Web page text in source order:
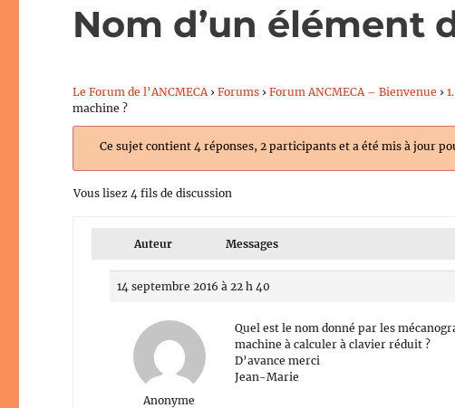
Nom d’un élément
Le Forum de l’ANCMECA › Forums › Forum ANCMECA – Bienvenue ›
machine ?
Ce sujet contient 4 réponses, 2 participants et a été mis à jour
Vous lisez 4 fils de discussion
Auteur Messages
14 septembre 2016 à 22 h 40
Anonyme
Quel est le nom donné par les
machine à calculer à clavier réduit ?
D’avance merci
Jean-Marie